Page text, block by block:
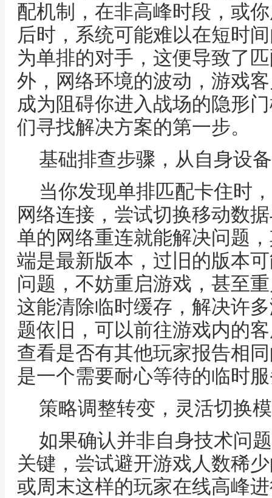
配机制，在非高峰时段，或
后时，系统可能难以在短时
为单排的对手，这便导致了
外，网络环境的波动，游戏
成为阻碍你进入战场的隐形
们寻找解决方案的第一步。
基础排查步骤，从自身设
当你发现单排匹配卡住时
网络连接，尝试切换移动数
单的网络重连就能解决问题
端是最新版本，过旧的版本
问题，不妨重启游戏，甚至
这能清除临时缓存，解决许
题依旧，可以前往游戏内的
查看是否有其他玩家报告相
是一个需要耐心等待的临时
策略调整转变，灵活切换
如果确认并非自身技术问
关键，尝试避开游戏人数稀
或周末这样的玩家在线高峰